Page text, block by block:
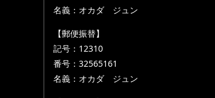
名義：オカダ ジュン
【郵便振替】
記号：12310
番号：32565161
名義：オカダ ジュン